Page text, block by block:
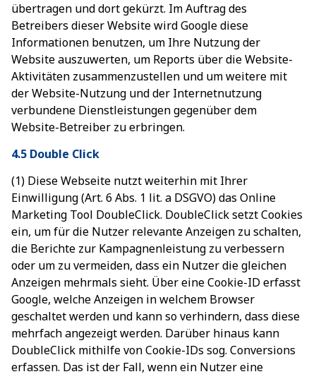
übertragen und dort gekürzt. Im Auftrag des
Betreibers dieser Website wird Google diese
Informationen benutzen, um Ihre Nutzung der
Website auszuwerten, um Reports über die Website-
Aktivitäten zusammenzustellen und um weitere mit
der Website-Nutzung und der Internetnutzung
verbundene Dienstleistungen gegenüber dem
Website-Betreiber zu erbringen.
4.5 Double Click
(1) Diese Webseite nutzt weiterhin mit Ihrer
Einwilligung (Art. 6 Abs. 1 lit. a DSGVO) das Online
Marketing Tool DoubleClick. DoubleClick setzt Cookies
ein, um für die Nutzer relevante Anzeigen zu schalten,
die Berichte zur Kampagnenleistung zu verbessern
oder um zu vermeiden, dass ein Nutzer die gleichen
Anzeigen mehrmals sieht. Über eine Cookie-ID erfasst
Google, welche Anzeigen in welchem Browser
geschaltet werden und kann so verhindern, dass diese
mehrfach angezeigt werden. Darüber hinaus kann
DoubleClick mithilfe von Cookie-IDs sog. Conversions
erfassen. Das ist der Fall, wenn ein Nutzer eine